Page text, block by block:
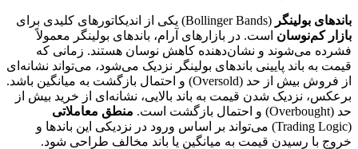
باندهای بولینگر (Bollinger Bands) یکی از اندیکاتورهای کلیدی برای
بازار کم‌نوسان است. در بازارهای آرام، باندهای بولینگر معمولاً
فشرده می‌شوند و نشان‌دهنده کاهش نوسان هستند. زمانی که
قیمت به باند پایینی باندهای بولینگر نزدیک می‌شود، می‌تواند نشانه‌ای
از فروش بیش از حد (Oversold) و احتمال بازگشت به میانگین باشد.
برعکس، نزدیک شدن قیمت به باند بالایی، نشانه‌ای از خرید بیش از
حد (Overbought) و احتمال بازگشت است.
منطق معاملاتی
(Trading Logic) می‌تواند بر اساس ورود در نزدیکی این باندها و
خروج با رسیدن قیمت به میانگین یا باند مخالف طراحی شود.